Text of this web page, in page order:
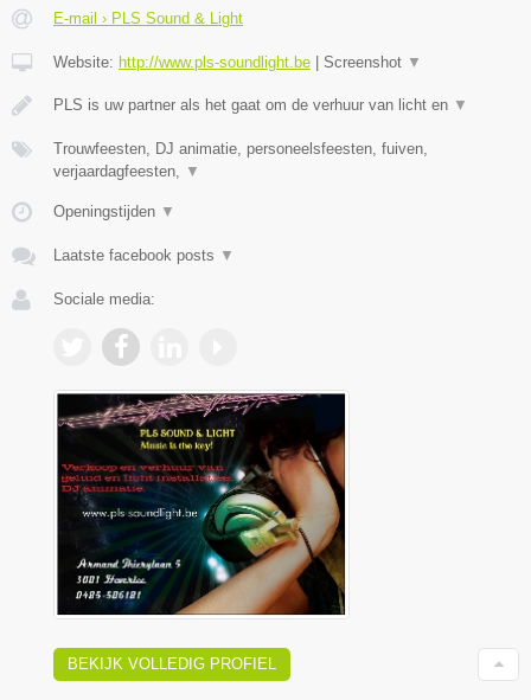
E-mail › PLS Sound & Light
Website: http://www.pls-soundlight.be Screenshot ▼
PLS is uw partner als het gaat om de verhuur van licht en ▼
Trouwfeesten, DJ animatie, personeelsfeesten, fuiven,
verjaardagfeesten,
▼
Openingstijden ▼
Laatste facebook posts ▼
Sociale media:
BEKIJK VOLLEDIG PROFIEL